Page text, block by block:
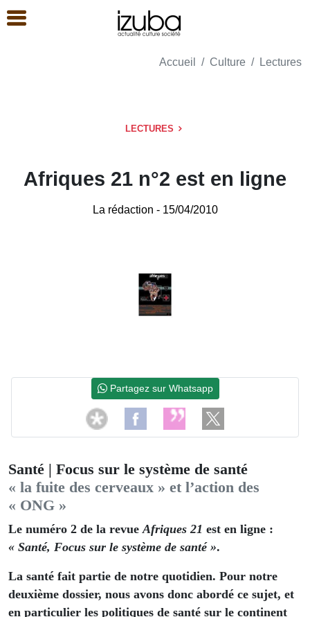
Accueil Culture Lectures
LECTURES
Afriques 21 n°2 est en ligne
La rédaction - 15/04/2010
Santé | Focus sur le système de santé
« la fuite des cerveaux » et l’action des
« ONG »
Le numéro 2 de la revue Afriques 21 est en ligne :
« Santé, Focus sur le système de santé ».
La santé fait partie de notre quotidien. Pour notre
deuxième dossier, nous avons donc abordé ce sujet, et
en particulier les politiques de santé sur le continent
Partagez sur Whatsapp